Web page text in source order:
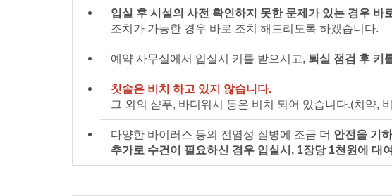
입실 후 시설의 사전 확인하지 못한 문제가 있는 경우 바
조치가 가능한 경우 바로 조치 해드리도록 하겠습니다.
예약 사무실에서 입실시 키를 받으시고, 퇴실 점검 후 키
칫솔은 비치 하고 있지 않습니다.
그 외의 샴푸, 바디워시 등은 비치 되어 있습니다.(치약,
다양한 바이러스 등의 전염성 질병에 조금 더 안전을 기
추가로 수건이 필요하신 경우 입실시, 1장당 1천원에 대